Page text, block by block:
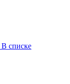
В списке